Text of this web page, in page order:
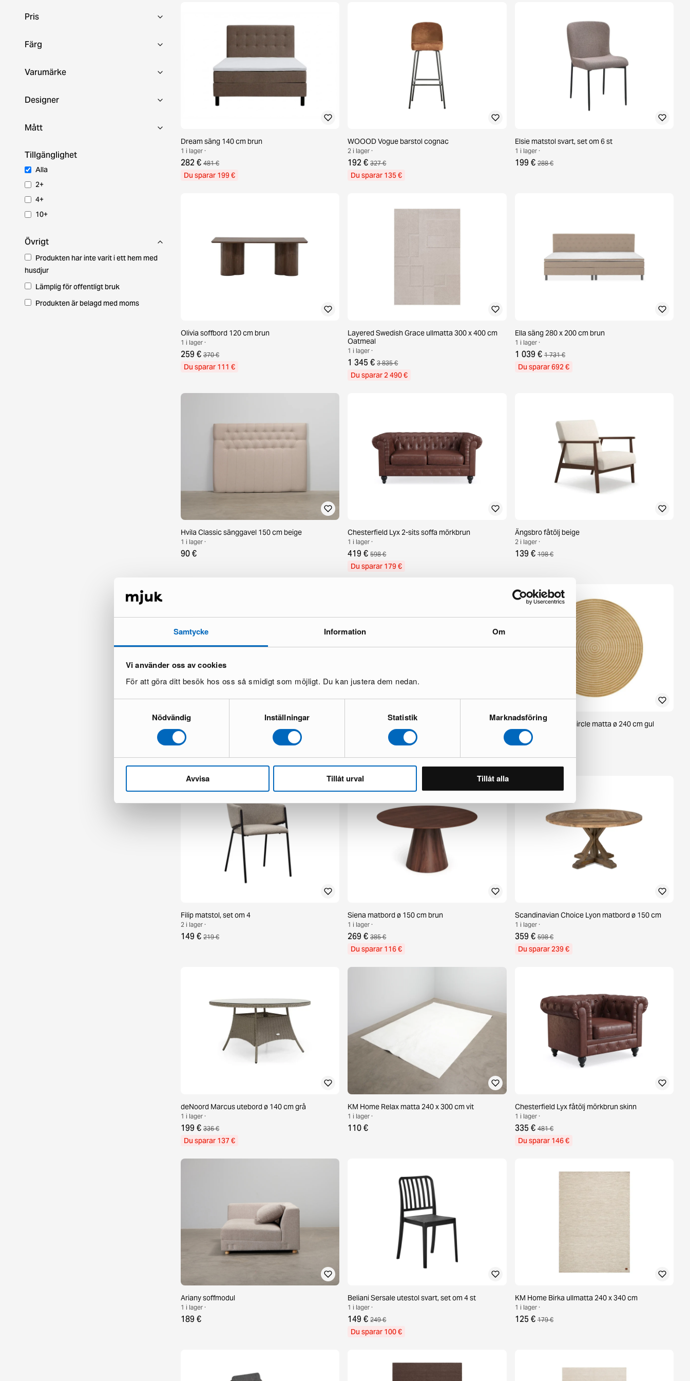
Samtycke Information Om
Vi använder oss av cookies
För att göra ditt besök hos oss så smidigt som möjligt. Du kan justera dem nedan.
Nödvändig Inställningar Statistik Marknadsföring
Avvisa Tillåt urval Tillåt alla
Pris
Färg
Varumärke
Designer
Mått
Tillgänglighet
Alla
2+
4+
10+
Övrigt
Produkten har inte varit i ett hem med
husdjur
Lämplig för offentligt bruk
Produkten är belagd med moms
Dream säng 140 cm brun
1 i lager ·
282 € 481 €
Du sparar 199 €
WOOOD Vogue barstol cognac
2 i lager ·
192 € 327 €
Du sparar 135 €
Elsie matstol svart, set om 6 st
1 i lager ·
199 € 288 €
Olivia soffbord 120 cm brun
1 i lager ·
259 € 370 €
Du sparar 111 €
Layered Swedish Grace ullmatta 300 x 400 cm
Oatmeal
1 i lager ·
1 345 € 3 835 €
Du sparar 2 490 €
Ella säng 280 x 200 cm brun
1 i lager ·
1 039 € 1 731 €
Du sparar 692 €
Hvila Classic sänggavel 150 cm beige
1 i lager ·
90 €
Chesterfield Lyx 2-sits soffa mörkbrun
1 i lager ·
419 € 598 €
Du sparar 179 €
Ängsbro fåtölj beige
2 i lager ·
139 € 198 €
Chesterfield Lyx fåtölj mörkbrun skinn
1 i lager ·
335 €
Du sparar 146 € Du sparar 279 €
KM Home Hawaii Circle matta ø 240 cm gul
1 i lager ·
85 €
Filip matstol, set om 4
2 i lager ·
149 € 219 €
Siena matbord ø 150 cm brun
1 i lager ·
269 € 385 €
Du sparar 116 €
Scandinavian Choice Lyon matbord ø 150 cm
1 i lager ·
359 € 598 €
Du sparar 239 €
deNoord Marcus utebord ø 140 cm grå
1 i lager ·
199 € 336 €
Du sparar 137 €
KM Home Relax matta 240 x 300 cm vit
1 i lager ·
110 €
Chesterfield Lyx fåtölj mörkbrun skinn
1 i lager ·
335 € 481 €
Du sparar 146 €
Ariany soffmodul
1 i lager ·
189 €
Beliani Sersale utestol svart, set om 4 st
1 i lager ·
149 € 249 €
Du sparar 100 €
KM Home Birka ullmatta 240 x 340 cm
1 i lager ·
125 € 179 €